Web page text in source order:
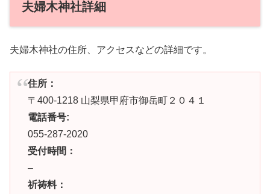
夫婦木神社詳細
夫婦木神社の住所、アクセスなどの詳細です。
住所：
〒400-1218 山梨県甲府市御岳町２０４１
電話番号:
055-287-2020
受付時間：
–
祈祷料：